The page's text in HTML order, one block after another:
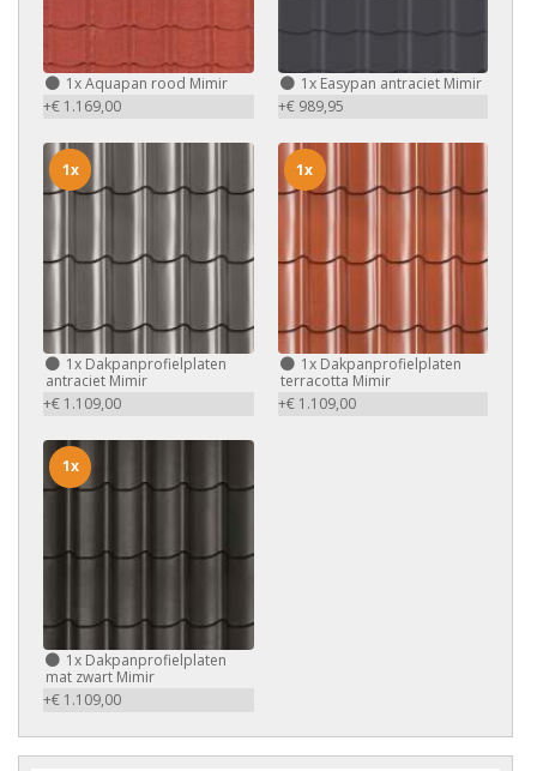
1xAquapan rood Mimir
+€ 1.169,00
1xEasypan antraciet Mimir
+€ 989,95
1x Dakpanprofielplaten
antraciet Mimir
+€ 1.109,00
1x
1xDakpanprofielplaten
terracotta Mimir
+€ 1.109,00
1x
1x Dakpanprofielplaten
mat zwart Mimir
+€ 1.109,00
1x